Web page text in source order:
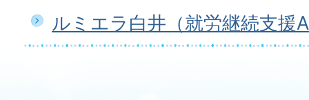
ルミエラ白井（就労継続支援